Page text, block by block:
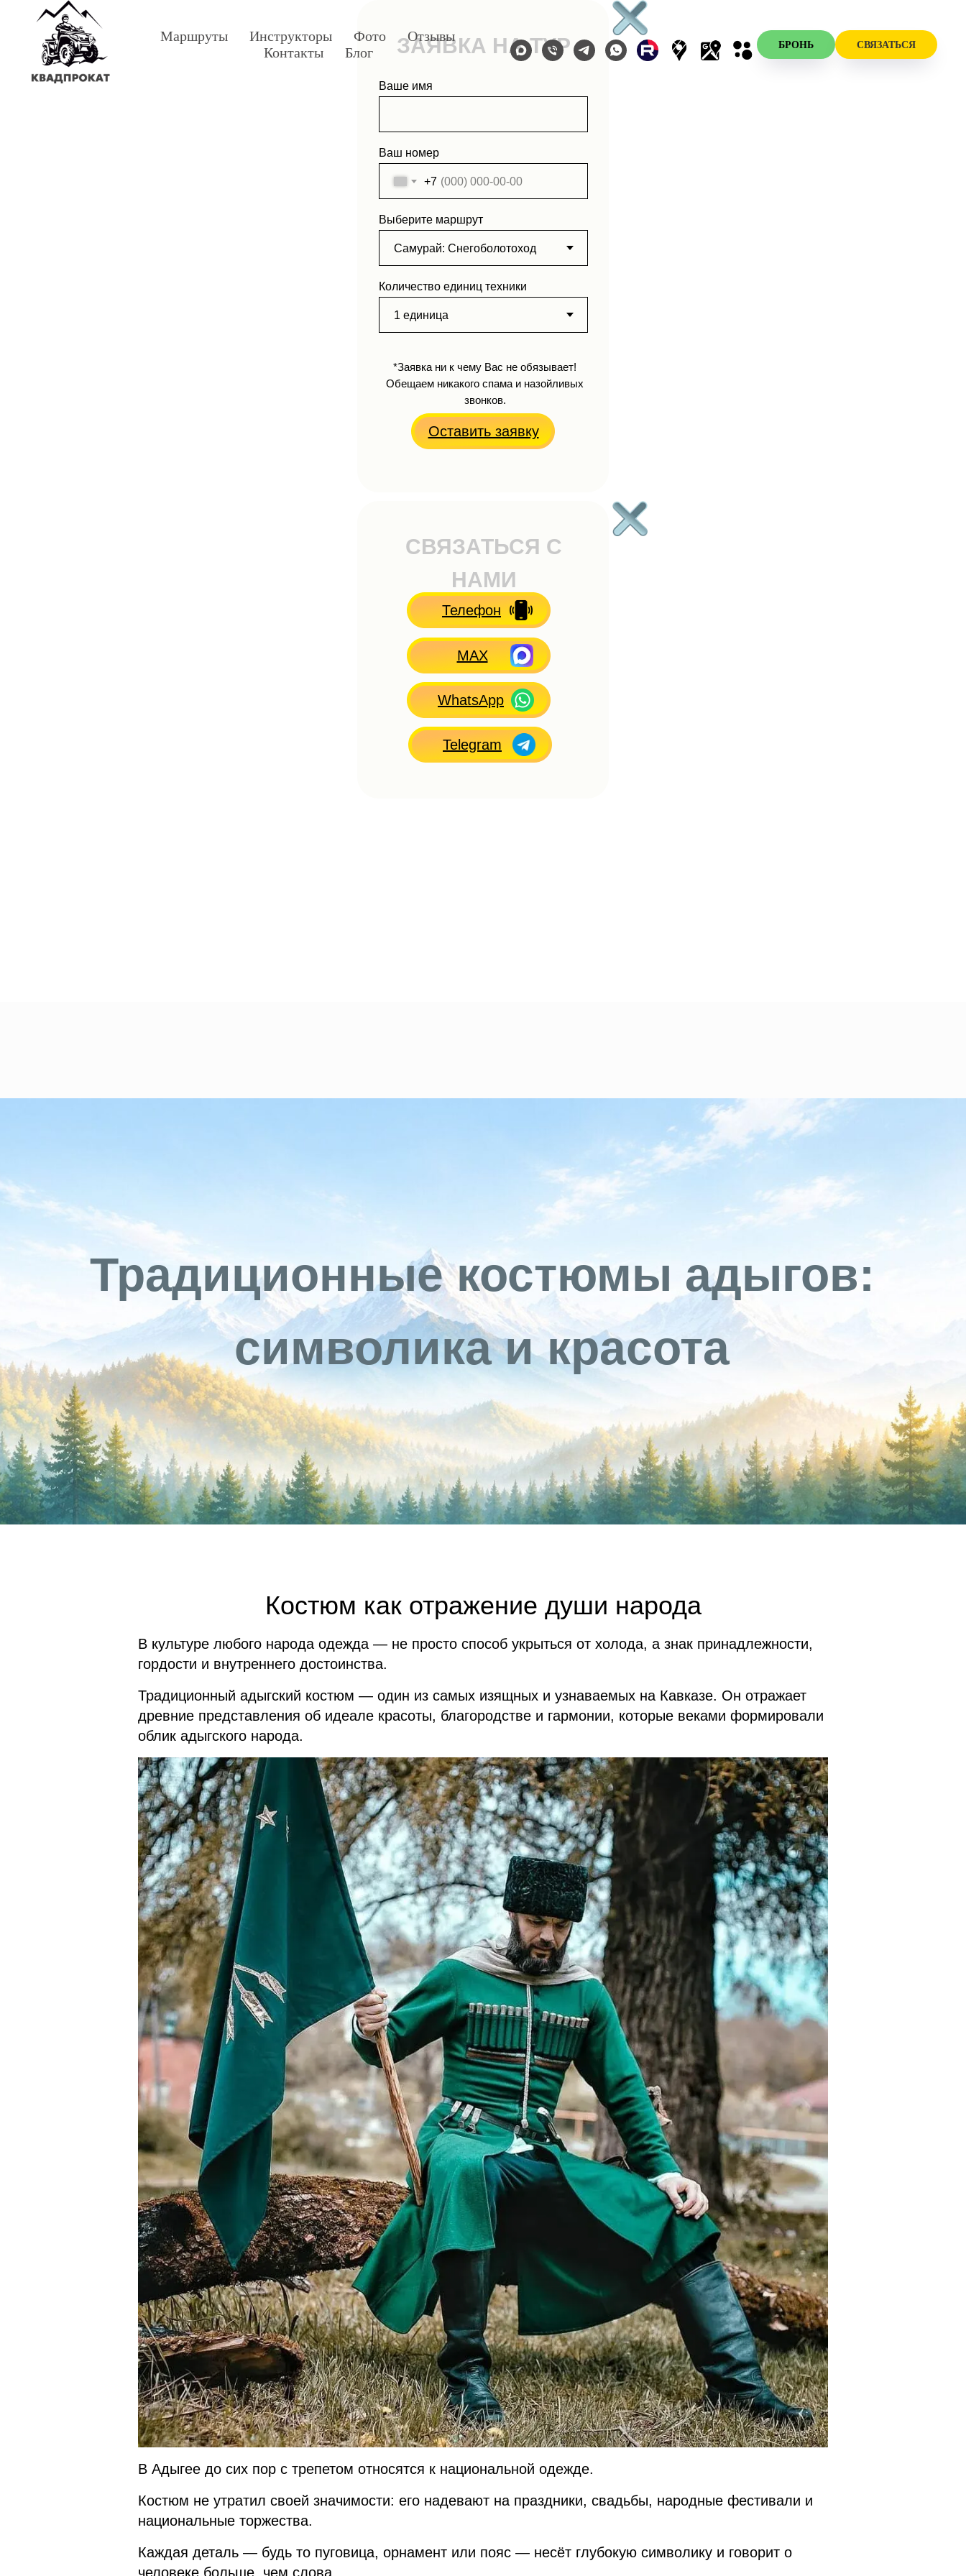
Маршруты Инструкторы Фото
Отзывы
Контакты
Блог БРОНЬ СВЯЗАТЬСЯ
ЗАЯВКА НА ТУР
Оставить заявку
*Заявка ни к чему Вас не обязывает!
Обещаем никакого спама и назойливых
звонков.
Ваше имя
Ваш номер
+7
Выберите маршрут
Количество единиц техники
СВЯЗАТЬСЯ С
НАМИ
Telegram
WhatsApp
MAX
Телефон
Традиционные костюмы адыгов:
символика и красота
Костюм как отражение души народа
В культуре любого народа одежда — не просто способ укрыться от холода, а знак принадлежности,
гордости и внутреннего достоинства.
Традиционный адыгский костюм — один из самых изящных и узнаваемых на Кавказе. Он отражает
древние представления об идеале красоты, благородстве и гармонии, которые веками формировали
облик адыгского народа.
В Адыгее до сих пор с трепетом относятся к национальной одежде.
Костюм не утратил своей значимости: его надевают на праздники, свадьбы, народные фестивали и
национальные торжества.
Каждая деталь — будь то пуговица, орнамент или пояс — несёт глубокую символику и говорит о
человеке больше, чем слова.